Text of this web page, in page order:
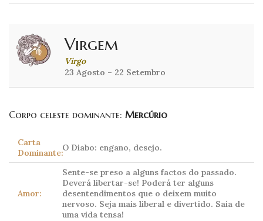
Virgem
Virgo
23 Agosto – 22 Setembro
Corpo celeste dominante: Mercúrio
Carta
Dominante:O Diabo: engano, desejo.
Amor:
Sente-se preso a alguns factos do passado.
Deverá libertar-se! Poderá ter alguns
desentendimentos que o deixem muito
nervoso. Seja mais liberal e divertido. Saia de
uma vida tensa!